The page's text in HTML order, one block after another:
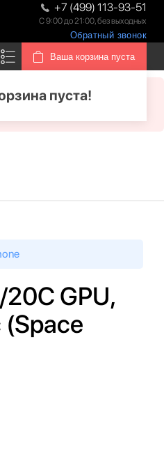
+7 (499) 113-93-51
С 9:00 до 21:00, без выходных
Обратный звонок
Ваша корзина пуста
пуста!
GPU,